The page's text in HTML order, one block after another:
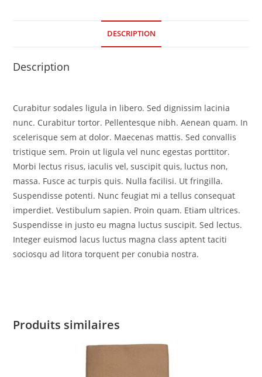
DESCRIPTION
Description
Curabitur sodales ligula in libero. Sed dignissim lacinia
nunc. Curabitur tortor. Pellentesque nibh. Aenean quam. In
scelerisque sem at dolor. Maecenas mattis. Sed convallis
tristique sem. Proin ut ligula vel nunc egestas porttitor.
Morbi lectus risus, iaculis vel, suscipit quis, luctus non,
massa. Fusce ac turpis quis. Nulla facilisi. Ut fringilla.
Suspendisse potenti. Nunc feugiat mi a tellus consequat
imperdiet. Vestibulum sapien. Proin quam. Etiam ultrices.
Suspendisse in justo eu magna luctus suscipit. Sed lectus.
Integer euismod lacus luctus magna class aptent taciti
sociosqu ad litora torquent per conubia nostra.
Produits similaires